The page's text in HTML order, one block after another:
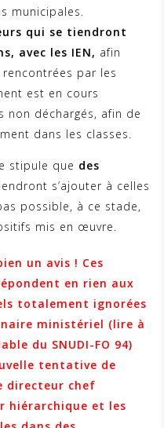
municipales.
qui se tiendront
avec les IEN, afin
par les
est en cours
non déchargés, afin de
dans les classes.
stipule que des
s’ajouter à celles
possible, à ce stade,
mis en œuvre.
un avis ! Ces
en rien aux
totalement ignorées
ministériel (lire à
du SNUDI-FO 94)
tentative de
directeur chef
hiérarchique et les